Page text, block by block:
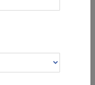
che vorrai